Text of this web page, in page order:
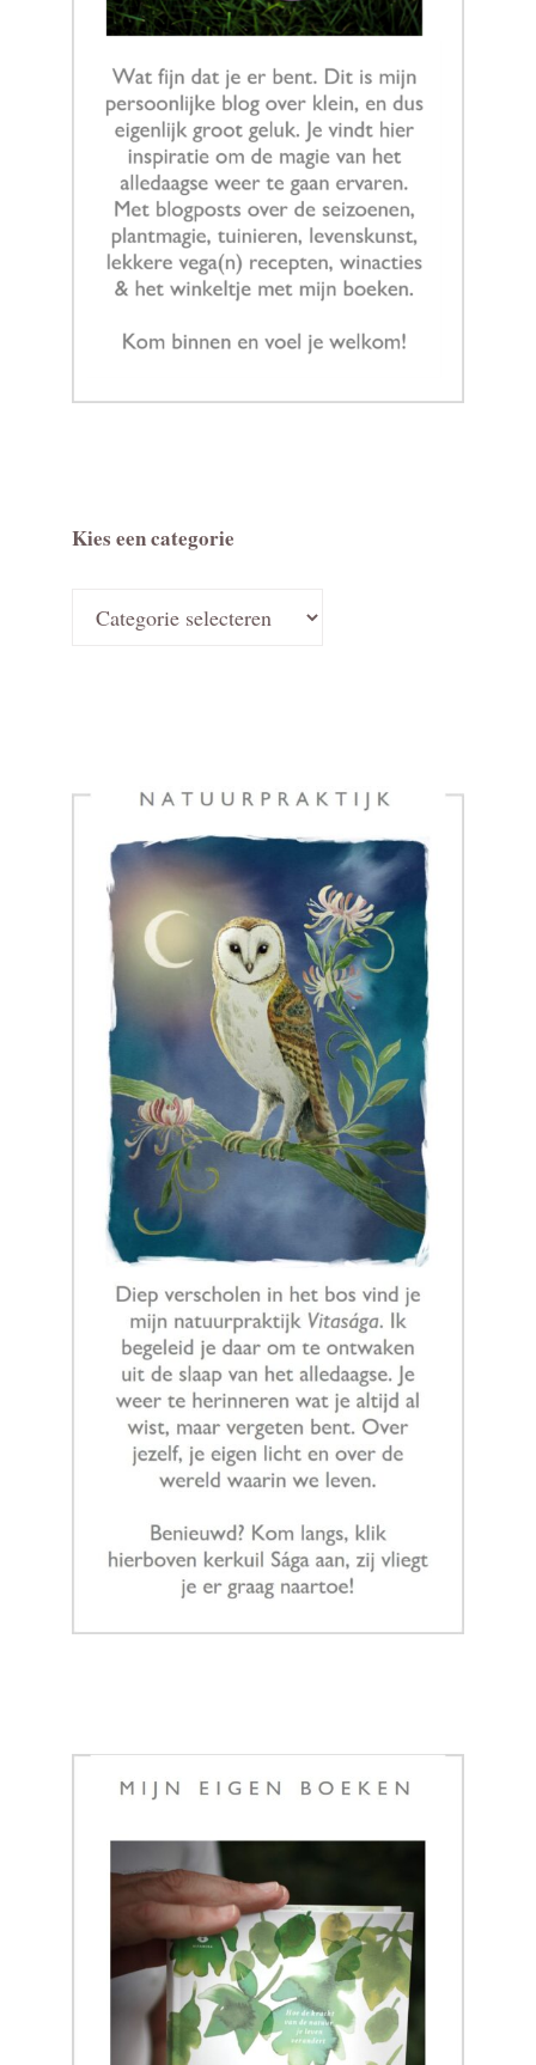
Kies een categorie
Kies